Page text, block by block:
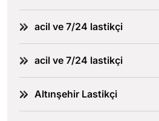
acil ve 7/24 lastikçi
acil ve 7/24 lastikçi
Altınşehir Lastikçi